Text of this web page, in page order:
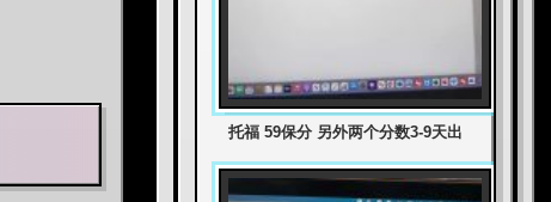
托福 59保分 另外两个分数3-9天出